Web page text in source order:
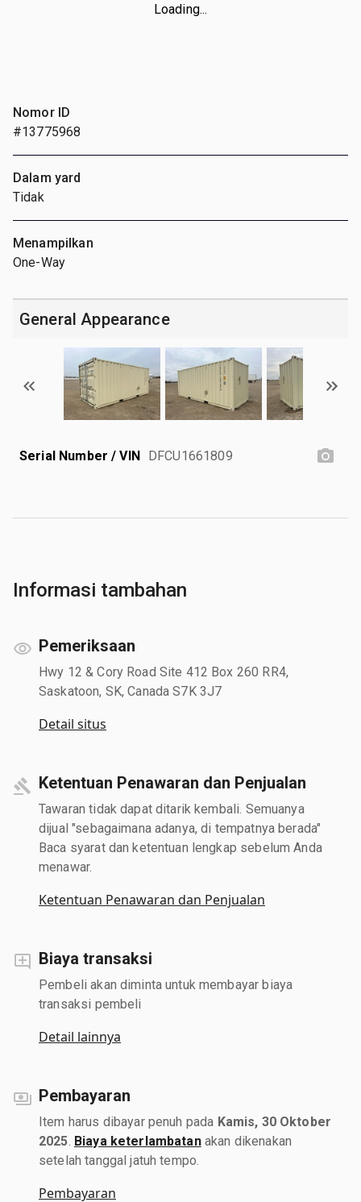
Loading...
Nomor ID
#13775968
Dalam yard
Tidak
Menampilkan
One-Way
General Appearance
Serial Number / VIN DFCU1661809
Informasi tambahan
Pemeriksaan
Hwy 12 & Cory Road Site 412 Box 260 RR4,
Saskatoon, SK, Canada S7K 3J7
Detail situs
Ketentuan Penawaran dan Penjualan
Tawaran tidak dapat ditarik kembali. Semuanya
dijual "sebagaimana adanya, di tempatnya berada"
Baca syarat dan ketentuan lengkap sebelum Anda
menawar.
Ketentuan Penawaran dan Penjualan
Biaya transaksi
Pembeli akan diminta untuk membayar biaya
transaksi pembeli
Detail lainnya
Pembayaran
Item harus dibayar penuh pada Kamis, 30 Oktober
2025 Biaya keterlambatanakan dikenakan
setelah tanggal jatuh tempo.
Pembayaran